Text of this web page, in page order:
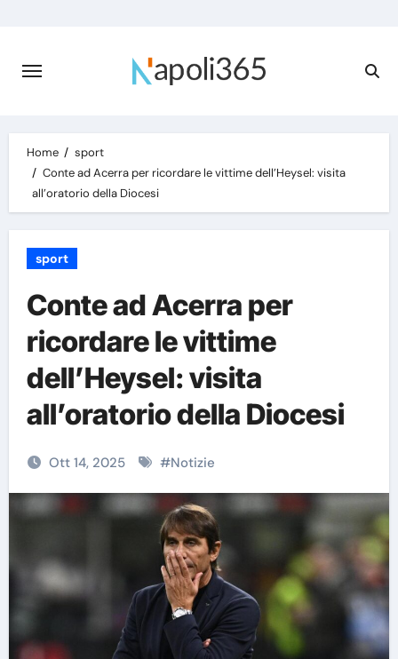
content
Home
sport
Conte ad Acerra per ricordare le vittime dell’Heysel: visita
all’oratorio della Diocesi
sport
Conte ad Acerra per
ricordare le vittime
dell’Heysel: visita
all’oratorio della Diocesi
Ott 14, 2025 #Notizie